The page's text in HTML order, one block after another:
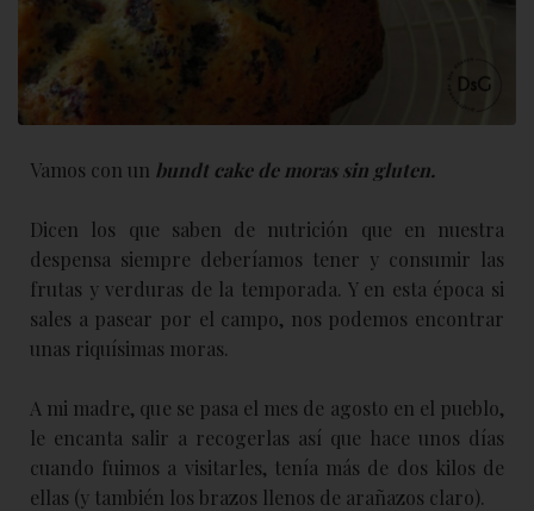
Vamos con un bundt cake de moras sin gluten.
Dicen los que saben de nutrición que en nuestra
despensa siempre deberíamos tener y consumir las
frutas y verduras de la temporada. Y en esta época si
sales a pasear por el campo, nos podemos encontrar
unas riquísimas moras.
A mi madre, que se pasa el mes de agosto en el pueblo,
le encanta salir a recogerlas así que hace unos días
cuando fuimos a visitarles, tenía más de dos kilos de
ellas (y también los brazos llenos de arañazos claro).